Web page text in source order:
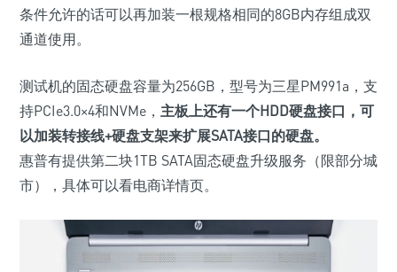
条件允许的话可以再加装一根规格相同的8GB内存组成双
通道使用。
测试机的固态硬盘容量为256GB，型号为三星PM991a，支
持PCIe3.0×4和NVMe， 主板上还有一个HDD硬盘接口，可
以加装转接线+硬盘支架来扩展SATA接口的硬盘。
惠普有提供第二块1TB SATA固态硬盘升级服务（限部分城
市），具体可以看电商详情页。